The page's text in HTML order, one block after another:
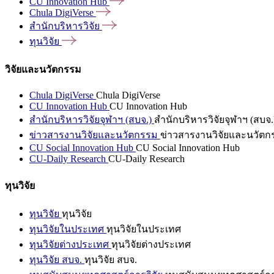
Chula DigiVerse
สำนักบริหารวิจัย
ทุนวิจัย
วิจัยและนวัตกรรม
Chula DigiVerse Chula DigiVerse
CU Innovation Hub CU Innovation Hub
สำนักบริหารวิจัยจุฬาฯ (สบจ.) สำนักบริหารวิจัยจุฬาฯ (สบจ
ข่าวสารงานวิจัยและนวัตกรรม ข่าวสารงานวิจัยและนวัตก
CU Social Innovation Hub CU Social Innovation Hub
CU-Daily Research CU-Daily Research
ทุนวิจัย
ทุนวิจัย ทุนวิจัย
ทุนวิจัยในประเทศ ทุนวิจัยในประเทศ
ทุนวิจัยต่างประเทศ ทุนวิจัยต่างประเทศ
ทุนวิจัย สบจ. ทุนวิจัย สบจ.